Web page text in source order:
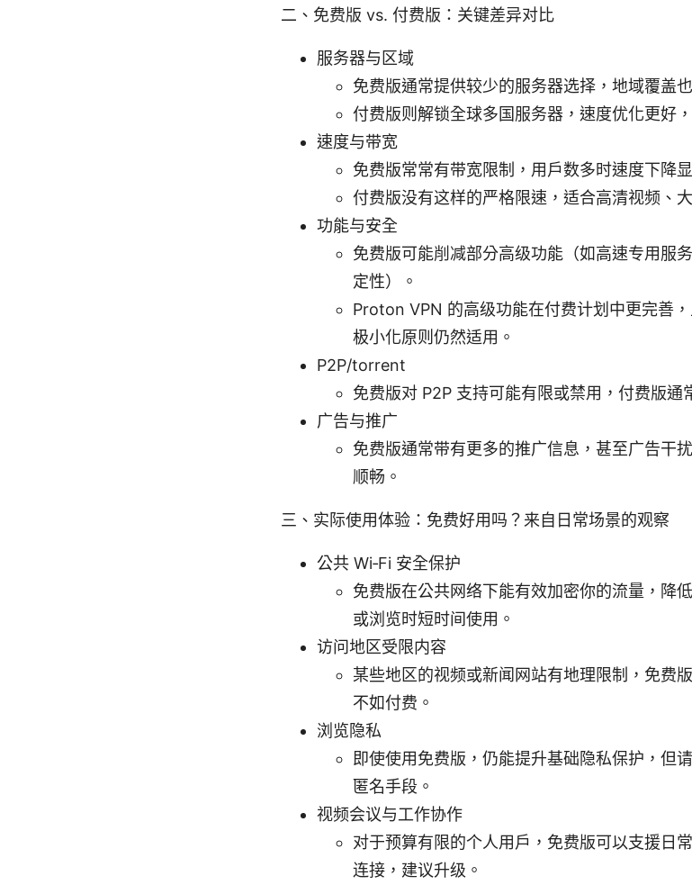
二、免费版 vs. 付费版：关键差异对比
服务器与区域
免费版通常提供较少的服务器选择，地域覆盖
付费版则解锁全球多国服务器，速度优化更好
速度与带宽
免费版常常有带宽限制，用户数多时速度下降显
付费版没有这样的严格限速，适合高清视频、
功能与安全
免费版可能削减部分高级功能（如高速专用服
定性）。
Proton VPN 的高级功能在付费计划中更完善
极小化原则仍然适用。
P2P/torrent
免费版对 P2P 支持可能有限或禁用，付费版通
广告与推广
免费版通常带有更多的推广信息，甚至广告干
顺畅。
三、实际使用体验：免费好用吗？来自日常场景的观察
公共 Wi‑Fi 安全保护
免费版在公共网络下能有效加密你的流量，降
或浏览时短时间使用。
访问地区受限内容
某些地区的视频或新闻网站有地理限制，免费
不如付费。
浏览隐私
即使使用免费版，仍能提升基础隐私保护，但
匿名手段。
视频会议与工作协作
对于预算有限的个人用户，免费版可以支援日
连接，建议升级。